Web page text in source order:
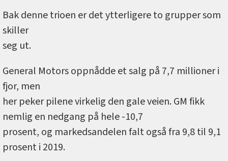
Bak denne trioen er det ytterligere to grupper som
skiller
seg ut.
General Motors oppnådde et salg på 7,7 millioner i
fjor, men
her peker pilene virkelig den gale veien. GM fikk
nemlig en nedgang på hele -10,7
prosent, og markedsandelen falt også fra 9,8 til 9,1
prosent i 2019.